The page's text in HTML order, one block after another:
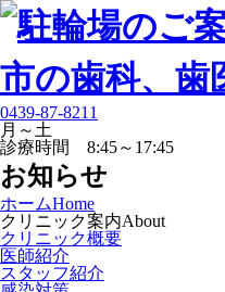
0439-87-8211
月～土
診療時間 8:45～17:45
お知らせ
ホームHome
クリニック案内About
クリニック概要
医師紹介
スタッフ紹介